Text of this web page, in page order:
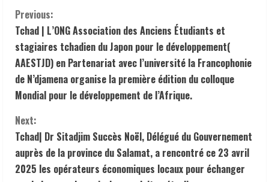
C
o
n
t
i
n
u
Previous:
Tchad | L’ONG Association des Anciens Étudiants et
stagiaires tchadien du Japon pour le développement(
AAESTJD) en Partenariat avec l’université la Francophonie
de N’djamena organise la première édition du colloque
Mondial pour le développement de l’Afrique.
Next:
Tchad| Dr Sitadjim Succès Noël, Délégué du Gouvernement
auprès de la province du Salamat, a rencontré ce 23 avril
2025 les opérateurs économiques locaux pour échanger